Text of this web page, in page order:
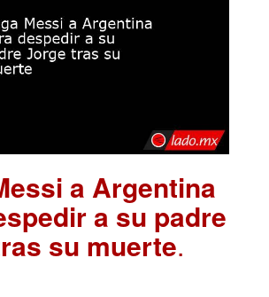
a Argentina
a su padre
su muerte.